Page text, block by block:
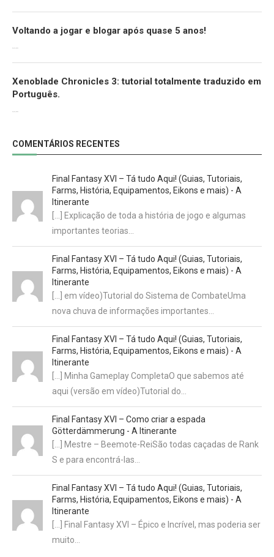
Voltando a jogar e blogar após quase 5 anos!
Xenoblade Chronicles 3: tutorial totalmente traduzido em
Português.
COMENTÁRIOS RECENTES
Final Fantasy XVI – Tá tudo Aqui! (Guias, Tutoriais,
Farms, História, Equipamentos, Eikons e mais) - A
Itinerante
[…] Explicação de toda a história de jogo e algumas
importantes teorias…
Final Fantasy XVI – Tá tudo Aqui! (Guias, Tutoriais,
Farms, História, Equipamentos, Eikons e mais) - A
Itinerante
[…] em vídeo)Tutorial do Sistema de CombateUma
nova chuva de informações importantes…
Final Fantasy XVI – Tá tudo Aqui! (Guias, Tutoriais,
Farms, História, Equipamentos, Eikons e mais) - A
Itinerante
[…] Minha Gameplay CompletaO que sabemos até
aqui (versão em vídeo)Tutorial do…
Final Fantasy XVI – Como criar a espada
Götterdämmerung - A Itinerante
[…] Mestre – Beemote-ReiSão todas caçadas de Rank
S e para encontrá-las…
Final Fantasy XVI – Tá tudo Aqui! (Guias, Tutoriais,
Farms, História, Equipamentos, Eikons e mais) - A
Itinerante
[…] Final Fantasy XVI – Épico e Incrível, mas poderia ser
muito…